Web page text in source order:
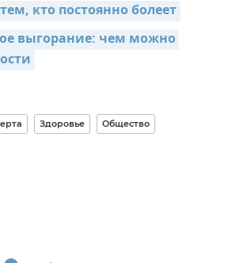
кто постоянно болеет
выгорание: чем можно
Здоровье Общество